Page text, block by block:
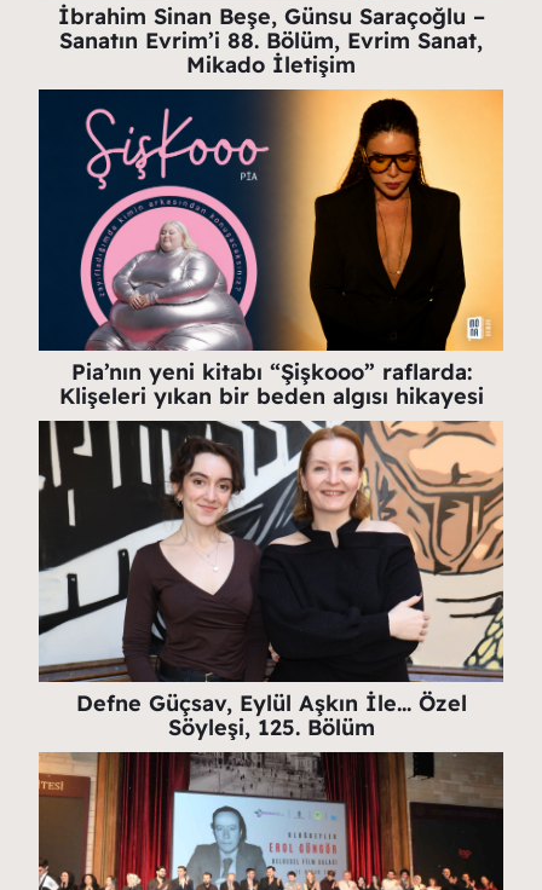
İbrahim Sinan Beşe, Günsu Saraçoğlu –
Sanatın Evrim’i 88. Bölüm, Evrim Sanat,
Mikado İletişim
Pia’nın yeni kitabı “Şişkooo” raflarda:
Klişeleri yıkan bir beden algısı hikayesi
Defne Güçsav, Eylül Aşkın İle… Özel
Söyleşi, 125. Bölüm